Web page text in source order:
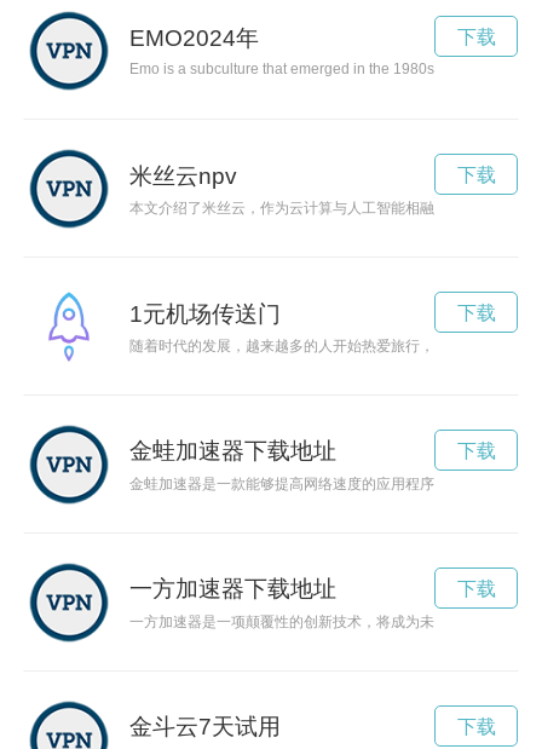
EMO2024年
Emo is a subculture that emerged in the 1980s and is
下载
米丝云npv
本文介绍了米丝云，作为云计算与人工智能相融合的创新产品
下载
1元机场传送门
随着时代的发展，越来越多的人开始热爱旅行，而1元机场的
下载
金蛙加速器下载地址
金蛙加速器是一款能够提高网络速度的应用程序，它让用户畅
下载
一方加速器下载地址
一方加速器是一项颠覆性的创新技术，将成为未来科学和技术
下载
金斗云7天试用 下载